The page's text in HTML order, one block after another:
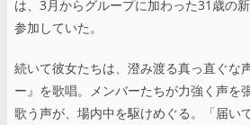
は、3月からグループに加わった31歳の
参加していた。
続いて彼女たちは、澄み渡る真っ直ぐな
ー』を歌唱。メンバーたちが力強く声を
歌う声が、場内中を駆けめぐる。「届い